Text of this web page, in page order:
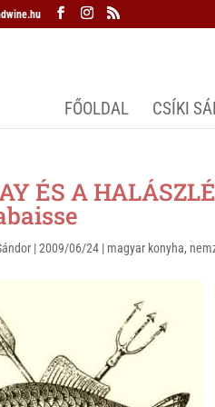
FŐOLDAL CSÍKI
ÉS A
|2009/06/24 | magyar konyha,